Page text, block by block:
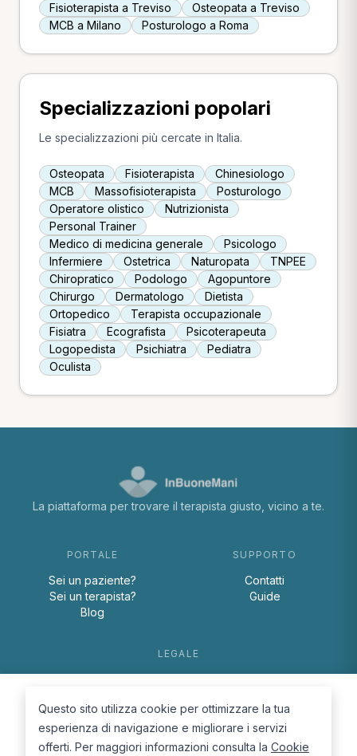
Fisioterapista a Treviso
Osteopata a Treviso
MCB a Milano
Posturologo a Roma
Specializzazioni popolari
Le specializzazioni più cercate in Italia.
Osteopata Fisioterapista
Chinesiologo
MCB
Massofisioterapista
Posturologo
Operatore olistico
Nutrizionista
Personal Trainer
Medico di medicina generale
Psicologo
Infermiere
Ostetrica Naturopata
TNPEE
Chiropratico
Podologo
Agopuntore
Chirurgo
Dermatologo
Dietista
Ortopedico
Terapista occupazionale
Fisiatra
Ecografista
Psicoterapeuta
Logopedista
Psichiatra
Pediatra
Oculista
La piattaforma per trovare il terapista giusto, vicino a te.
PORTALE
Sei un paziente?
Sei un terapista?
Blog
SUPPORTO
Contatti
Guide
LEGALE
Cookie Policy
Questo sito utilizza cookie per ottimizzare la tua
esperienza di navigazione e migliorare i servizi
offerti. Per maggiori informazioni consulta la Cookie